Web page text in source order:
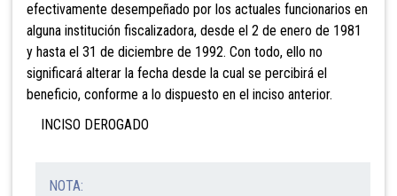
efectivamente desempeñado por los actuales funcionarios en
alguna institución fiscalizadora, desde el 2 de enero de 1981
y hasta el 31 de diciembre de 1992. Con todo, ello no
significará alterar la fecha desde la cual se percibirá el
beneficio, conforme a lo dispuesto en el inciso anterior.
INCISO DEROGADO
NOTA: